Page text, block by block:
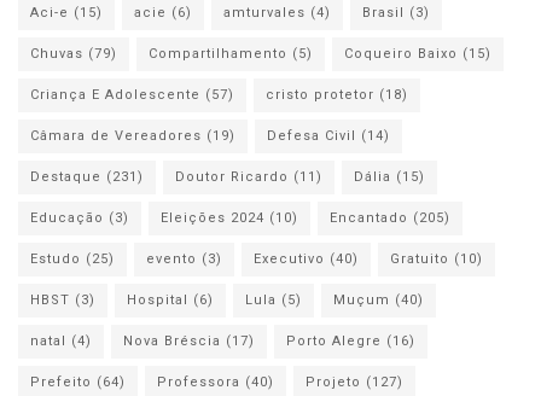
Aci-e (15) acie (6) amturvales (4) Brasil (3)
Chuvas (79) Compartilhamento (5) Coqueiro Baixo (15)
Criança E Adolescente (57) cristo protetor (18)
Câmara de Vereadores (19) Defesa Civil (14)
Destaque (231) Doutor Ricardo (11) Dália (15)
Educação (3) Eleições 2024 (10) Encantado (205)
Estudo (25) evento (3) Executivo (40) Gratuito (10)
HBST (3) Hospital (6) Lula (5) Muçum (40)
natal (4) Nova Bréscia (17) Porto Alegre (16)
Prefeito (64) Professora (40) Projeto (127)